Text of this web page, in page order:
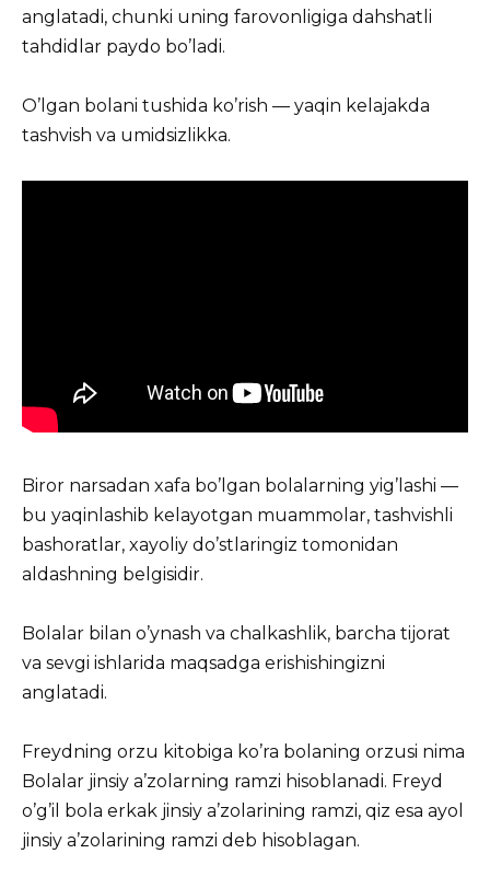
anglatadi, chunki uning farovonligiga dahshatli
tahdidlar paydo bo’ladi.
O’lgan bolani tushida ko’rish — yaqin kelajakda
tashvish va umidsizlikka.
Biror narsadan xafa bo’lgan bolalarning yig’lashi —
bu yaqinlashib kelayotgan muammolar, tashvishli
bashoratlar, xayoliy do’stlaringiz tomonidan
aldashning belgisidir.
Bolalar bilan o’ynash va chalkashlik, barcha tijorat
va sevgi ishlarida maqsadga erishishingizni
anglatadi.
Freydning orzu kitobiga ko’ra bolaning orzusi nima
Bolalar jinsiy a’zolarning ramzi hisoblanadi. Freyd
o’g’il bola erkak jinsiy a’zolarining ramzi, qiz esa ayol
jinsiy a’zolarining ramzi deb hisoblagan.